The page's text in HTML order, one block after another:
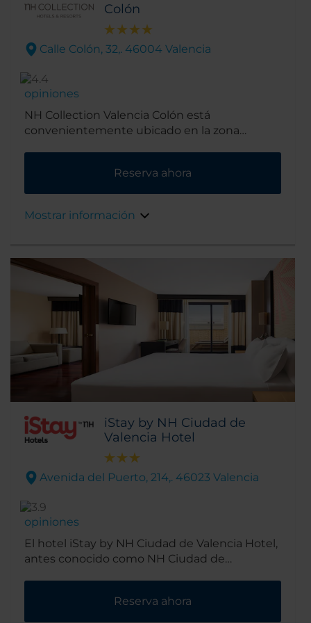
Colón
Calle Colón, 32,. 46004 Valencia
opiniones
NH Collection Valencia Colón está
convenientemente ubicado en la zona
minutos de La Ciutat de les Arts I les Ciències,
y con enlace directo de metro al aeropuerto y
Reserva ahora
Mostrar información
iStay by NH Ciudad de
Valencia Hotel
Avenida del Puerto, 214,. 46023 Valencia
opiniones
El hotel iStay by NH Ciudad de Valencia Hotel,
antes conocido como NH Ciudad de
playas y el puerto están a un paseo, y otros
puntos de interés turístico como el Museo de
Reserva ahora